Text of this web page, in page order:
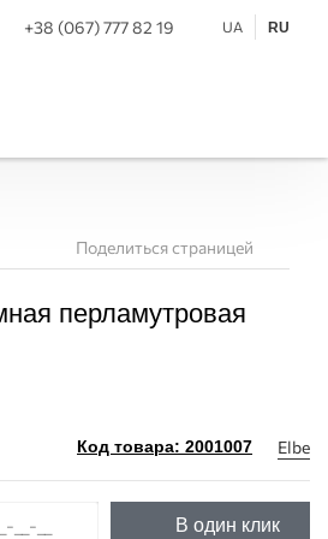
+38 (067) 777 82 19 UA RU
Поделиться страницей
перламутровая
Код товара: 2001007 Elbe
В один клик